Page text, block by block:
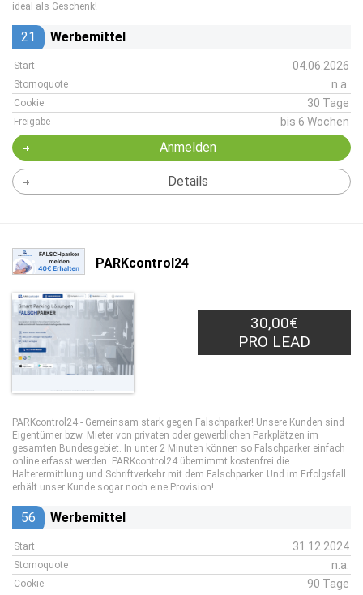
ideal als Geschenk!
21 Werbemittel
Start 04.06.2026
Stornoquote n.a.
Cookie 30 Tage
Freigabe bis 6 Wochen
Anmelden
Details
PARKcontrol24
30,00€
PRO LEAD
PARKcontrol24 - Gemeinsam stark gegen Falschparker! Unsere Kunden sind
Eigentümer bzw. Mieter von privaten oder gewerblichen Parkplätzen im
gesamten Bundesgebiet. In unter 2 Minuten können so Falschparker einfach
online erfasst werden. PARKcontrol24 übernimmt kostenfrei die
Halterermittlung und Schriftverkehr mit dem Falschparker. Und im Erfolgsfall
erhält unser Kunde sogar noch eine Provision!
56 Werbemittel
Start 31.12.2024
Stornoquote n.a.
Cookie 90 Tage